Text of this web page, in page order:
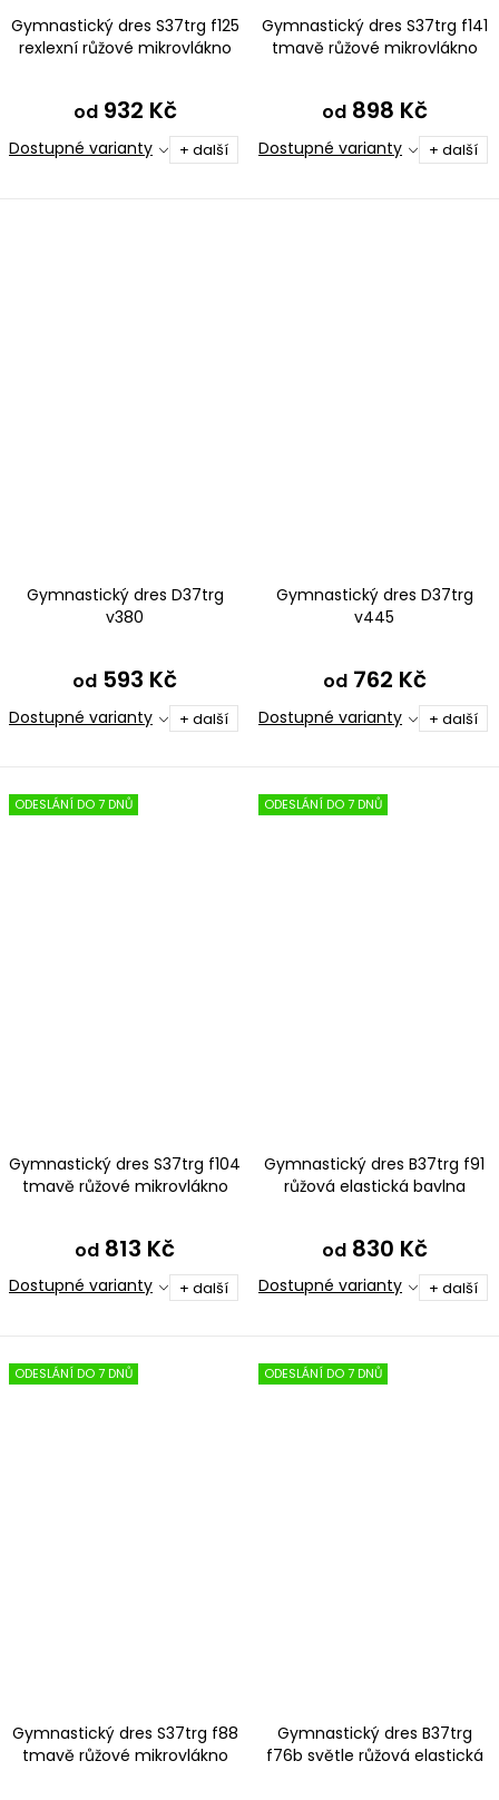
Gymnastický dres S37trg f125
rexlexní růžové mikrovlákno
od932 Kč
Dostupné varianty + další
Gymnastický dres S37trg f141
tmavě růžové mikrovlákno
od898 Kč
Dostupné varianty + další
Gymnastický dres D37trg
v380
od 593 Kč
Dostupné varianty + další
Gymnastický dres D37trg
v445
od762 Kč
Dostupné varianty + další
ODESLÁNÍ DO 7 DNŮ
Gymnastický dres S37trg f104
tmavě růžové mikrovlákno
od 813 Kč
Dostupné varianty + další
ODESLÁNÍ DO 7 DNŮ
Gymnastický dres B37trg f91
růžová elastická bavlna
od830 Kč
Dostupné varianty + další
ODESLÁNÍ DO 7 DNŮ
Gymnastický dres S37trg f88
tmavě růžové mikrovlákno
ODESLÁNÍ DO 7 DNŮ
Gymnastický dres B37trg
f76b světle růžová elastická